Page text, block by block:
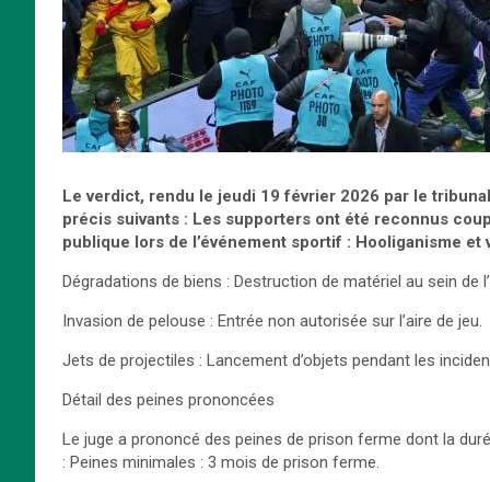
Le verdict, rendu le jeudi 19 février 2026 par le
précis suivants : Les supporters ont été reconnus
publique lors de l’événement sportif : Hooliganisme
Dégradations de biens : Destruction de matériel au sein de
Invasion de pelouse : Entrée non autorisée sur l’aire de jeu.
Jets de projectiles : Lancement d’objets pendant les
Détail des peines prononcées
Le juge a prononcé des peines de prison ferme dont la
: Peines minimales : 3 mois de prison ferme.